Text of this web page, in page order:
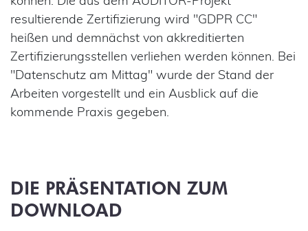
resultierende Zertifizierung wird "GDPR CC"
heißen und demnächst von akkreditierten
Zertifizierungsstellen verliehen werden können. Bei
"Datenschutz am Mittag" wurde der Stand der
Arbeiten vorgestellt und ein Ausblick auf die
kommende Praxis gegeben.
DIE PRÄSENTATION ZUM
DOWNLOAD